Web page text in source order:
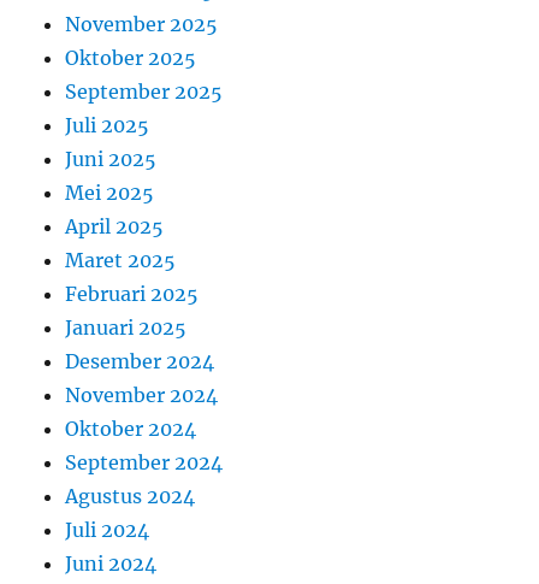
November 2025
Oktober 2025
September 2025
Juli 2025
Juni 2025
Mei 2025
April 2025
Maret 2025
Februari 2025
Januari 2025
Desember 2024
November 2024
Oktober 2024
September 2024
Agustus 2024
Juli 2024
Juni 2024